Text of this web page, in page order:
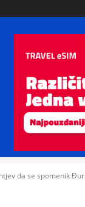
da se spomenik